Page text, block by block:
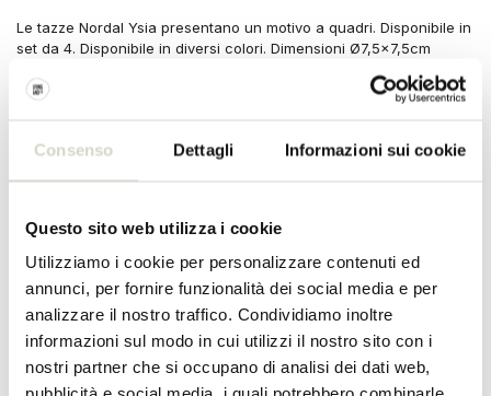
Consenso Dettagli Informazioni sui cookie
Questo sito web utilizza i cookie
Utilizziamo i cookie per personalizzare contenuti ed
annunci, per fornire funzionalità dei social media e per
analizzare il nostro traffico. Condividiamo inoltre
informazioni sul modo in cui utilizzi il nostro sito con i
nostri partner che si occupano di analisi dei dati web,
Le tazze Nordal Ysia presentano un motivo a quadri. Disponibile in
set da 4. Disponibile in diversi colori. Dimensioni Ø7,5x7,5cm
Dimensioni: diametro 7,5 x altezza 7,5 cm
Colore: avorio, nero
SPECIFICHE DEL PRODOTTO
Numero dell'articolo 6570
SKU 6570